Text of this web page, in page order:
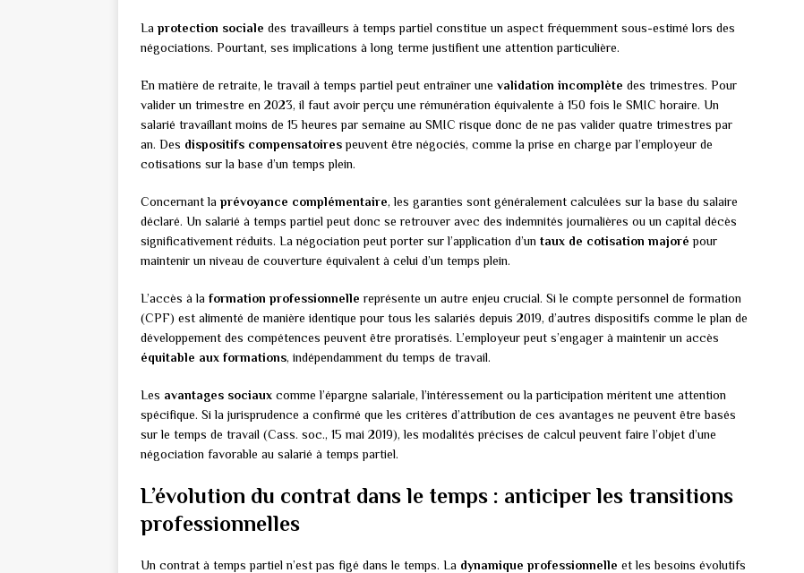
La protection sociale des travailleurs à temps partiel constitue un aspect fréquemment sous-estimé lors des
négociations. Pourtant, ses implications à long terme justifient une attention particulière.
En matière de retraite, le travail à temps partiel peut entraîner une validation incomplète des trimestres. Pour
valider un trimestre en 2023, il faut avoir perçu une rémunération équivalente à 150 fois le SMIC horaire. Un
salarié travaillant moins de 15 heures par semaine au SMIC risque donc de ne pas valider quatre trimestres par
an. Des dispositifs compensatoirespeuvent être négociés, comme la prise en charge par l’employeur de
cotisations sur la base d’un temps plein.
Concernant la prévoyance complémentaire, les garanties sont généralement calculées sur la base du salaire
déclaré. Un salarié à temps partiel peut donc se retrouver avec des indemnités journalières ou un capital décès
significativement réduits. La négociation peut porter sur l’application d’un taux de cotisation majoré pour
maintenir un niveau de couverture équivalent à celui d’un temps plein.
L’accès à la formation professionnelle représente un autre enjeu crucial. Si le compte personnel de formation
(CPF) est alimenté de manière identique pour tous les salariés depuis 2019, d’autres dispositifs comme le plan de
développement des compétences peuvent être proratisés. L’employeur peut s’engager à maintenir un accès
équitable aux formations, indépendamment du temps de travail.
Les avantages sociaux comme l’épargne salariale, l’intéressement ou la participation méritent une attention
spécifique. Si la jurisprudence a confirmé que les critères d’attribution de ces avantages ne peuvent être basés
sur le temps de travail (Cass. soc., 15 mai 2019), les modalités précises de calcul peuvent faire l’objet d’une
négociation favorable au salarié à temps partiel.
L’évolution du contrat dans le temps : anticiper les transitions
professionnelles
Un contrat à temps partiel n’est pas figé dans le temps. La dynamique professionnelle et les besoins évolutifs